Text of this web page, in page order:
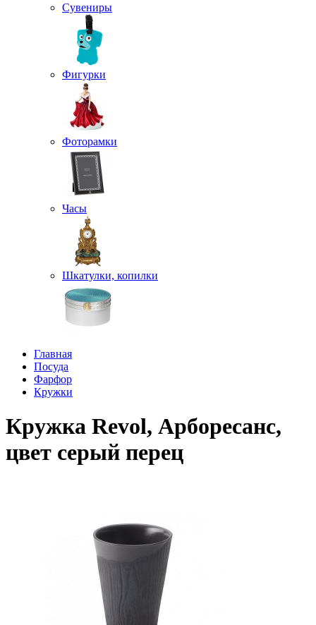
Сувениры
Фигурки
Фоторамки
Часы
Шкатулки, копилки
Главная
Посуда
Фарфор
Кружки
Кружка Revol, Арборесанс,
цвет серый перец